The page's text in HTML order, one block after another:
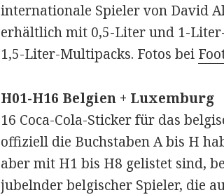
internationale Spieler von David
erhältlich mit 0,5-Liter und 1-
1,5-Liter-Multipacks. Fotos bei
H01-H16 Belgien + Luxemburg
16 Coca-Cola-Sticker für das
offiziell die Buchstaben A bis H
aber mit H1 bis H8 gelistet sind,
jubelnder belgischer Spieler, die